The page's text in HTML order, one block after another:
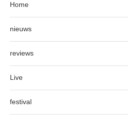
Home
nieuws
reviews
Live
festival